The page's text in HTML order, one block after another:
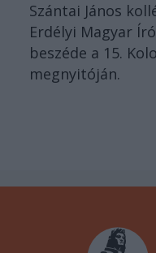
Szántai János
Erdélyi Magyar
beszéde a 15.
megnyitóján.